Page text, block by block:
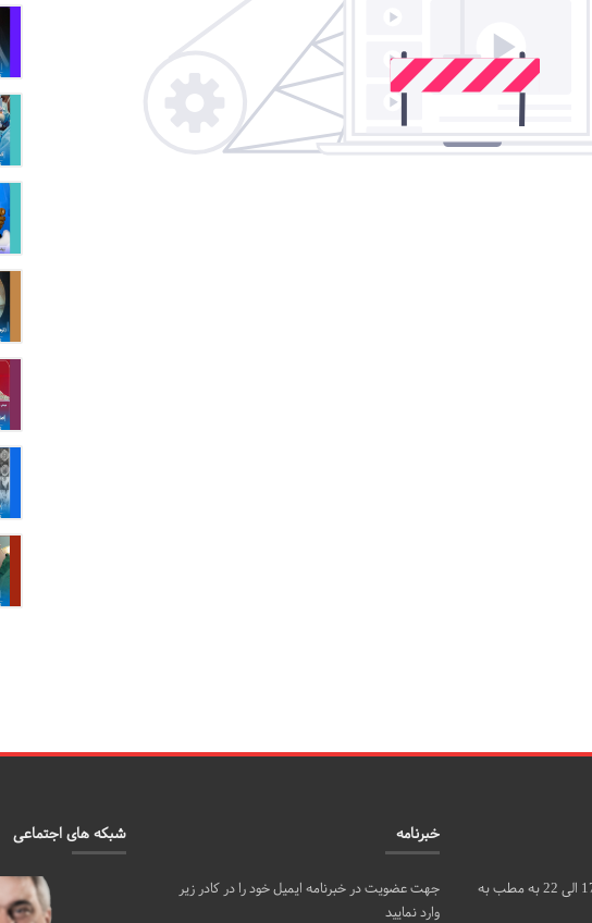
مراجعین محترم می توانند روزهای شنبه، دوشنبه و چهارشنبه از ساعت 17 الی 22 به مطب به
خبرنامه
جهت عضویت در خبرنامه ایمیل خود را در کادر زیر
وارد نمایید
شبکه های اجتماعی